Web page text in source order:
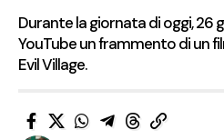
Durante la giornata di oggi, 26
YouTube un frammento di un
Evil Village.